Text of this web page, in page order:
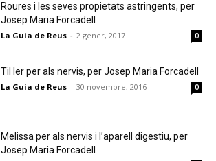
Roures i les seves propietats astringents, per
Josep Maria Forcadell
La Guia de Reus - 2 gener, 2017 0
Til·ler per als nervis, per Josep Maria Forcadell
La Guia de Reus - 30 novembre, 2016 0
Melissa per als nervis i l’aparell digestiu, per
Josep Maria Forcadell